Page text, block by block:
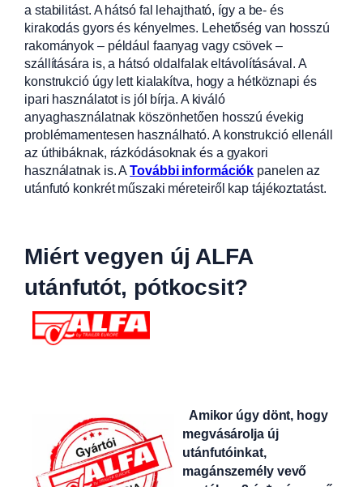
a stabilitást. A hátsó fal lehajtható, így a be- és
kirakodás gyors és kényelmes. Lehetőség van hosszú
rakományok – például faanyag vagy csövek –
szállítására is, a hátsó oldalfalak eltávolításával. A
konstrukció úgy lett kialakítva, hogy a hétköznapi és
ipari használatot is jól bírja. A kiváló
anyaghasználatnak köszönhetően hosszú évekig
problémamentesen használható. A konstrukció ellenáll
az úthibáknak, rázkódásoknak és a gyakori
használatnak is. ATovábbi információk panelen az
utánfutó konkrét műszaki méreteiről kap tájékoztatást.
Miért vegyen új ALFA
utánfutót, pótkocsit?
Amikor úgy dönt, hogy
megvásárolja új
utánfutóinkat,
magánszemély vevő